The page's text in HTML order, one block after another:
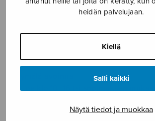
heidän palvelujaan.
Kiellä
Salli kaikki
Näytä tiedot ja muokkaa
Sulasol nuottikauppa
ma–pe klo 10–16 tai sopimuksen
Tallberginkatu 1 B, 1,5 krs.